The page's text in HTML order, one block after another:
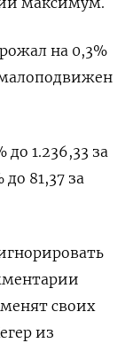
на 0,3%
до 1.236,33 за
81,37 за
своих
из